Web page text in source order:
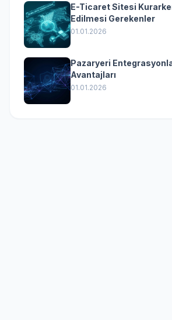
E-Ticaret Sitesi
Edilmesi Gerekenler
01.01.2026
Pazaryeri
Avantajları
01.01.2026